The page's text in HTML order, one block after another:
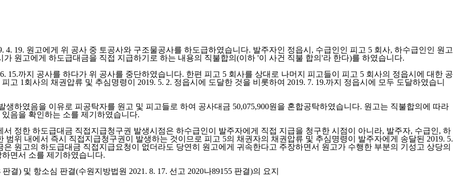
19. 원고에게 위 공사 중 토공사와 구조물공사를 하도급하였습니다. 발주자인 정읍시, 수급인인 피고 5 회사, 하수급인인 원고
가 원고에게 하도급대금을 직접 지급하기로 하는 내용의 직불합의(이하 '이 사건 직불 합의'라 한다)를 하였습니다.
15.까지 공사를 하다가 위 공사를 중단하였습니다. 한편 피고 5 회사를 상대로 나머지 피고들이 피고 5 회사의 정읍시에 대한 공
1회사의 채권압류 및 추심명령이 2019. 5. 2. 정읍시에 도달한 것을 비롯하여 2019. 7. 19.까지 정읍시에 모두 도달하였습니
생하였음을 이유로 피공탁자를 원고 및 피고들로 하여 공사대금 50,075,900원을 혼합공탁하였습니다. 원고는 직불합의에 따라
음을 확인하는 소를 제기하였습니다.
정한 하도급대금 직접지급청구권 발생시점은 하수급인이 발주자에게 직접 지급을 청구한 시점이 아니라, 발주자, 수급인, 하
위 내에서 즉시 직접지급청구권이 발생하는 것이므로 피고 5의 채권자의 채권압류 및 추심명령이 발주자에게 송달된 2019. 5.
원고의 하도급대금 직접지급요청이 없더라도 당연히 원고에게 귀속한다고 주장하면서 원고가 수행한 부분의 기성고 상당의
면서 소를 제기하였습니다.
결) 및 항소심 판결(수원지방법원 2021. 8. 17. 선고 2020나89155 판결)의 요지